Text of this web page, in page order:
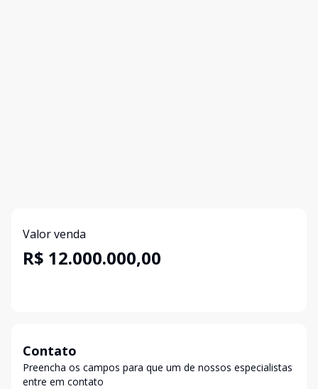
Valor venda
R$ 12.000.000,00
Contato
Preencha os campos para que um de nossos especialistas
entre em contato